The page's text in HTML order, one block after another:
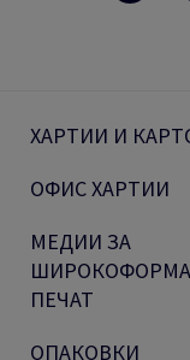
ХАРТИИ И
ОФИС ХАРТИИ
МЕДИИ ЗА
ПЕЧАТ
ОПАКОВКИ